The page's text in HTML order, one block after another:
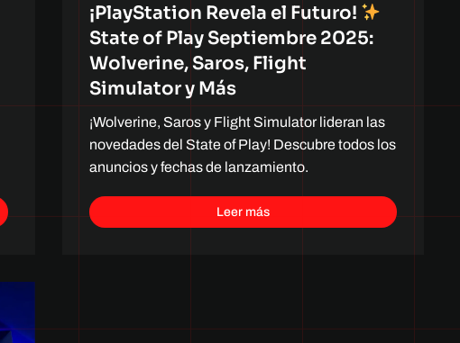
¡PlayStation Revela el Futuro!
State of Play Septiembre 2025:
Wolverine, Saros, Flight
Simulator y Más
¡Wolverine, Saros y Flight Simulator lideran las
novedades del State of Play! Descubre todos los
anuncios y fechas de lanzamiento.
Leer más